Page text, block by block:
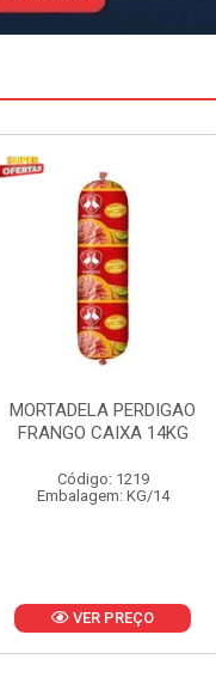
SALSICHA HOT DOG
PERDIGAO CX 20KG
Código: 1225
Embalagem: KG/5
VER PREÇO